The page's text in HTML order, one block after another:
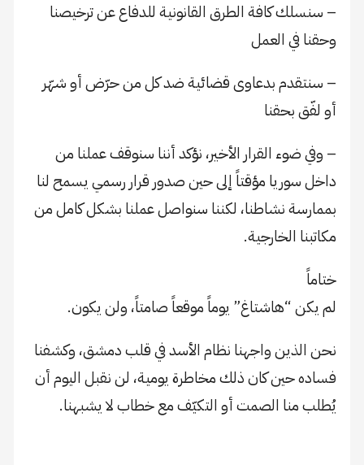
– سنسلك كافة الطرق القانونية للدفاع عن ترخيصنا
وحقنا في العمل
– سنتقدم بدعاوى قضائية ضد كل من حرّض أو شهّر
أو لفّق بحقنا
– وفي ضوء القرار الأخير، نؤكد أننا سنوقف عملنا من
داخل سوريا مؤقتاً إلى حين صدور قرار رسمي يسمح لنا
بممارسة نشاطنا، لكننا سنواصل عملنا بشكل كامل من
مكاتبنا الخارجية.
ختاماً
لم يكن “هاشتاغ” يوماً موقعاً صامتاً، ولن يكون.
نحن الذين واجهنا نظام الأسد في قلب دمشق، وكشفنا
فساده حين كان ذلك مخاطرة يومية، لن نقبل اليوم أن
يُطلب منا الصمت أو التكيّف مع خطاب لا يشبهنا.